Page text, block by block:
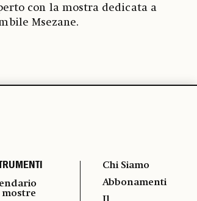
con la mostra dedicata a
Msezane.
Chi Siamo
Abbonamenti